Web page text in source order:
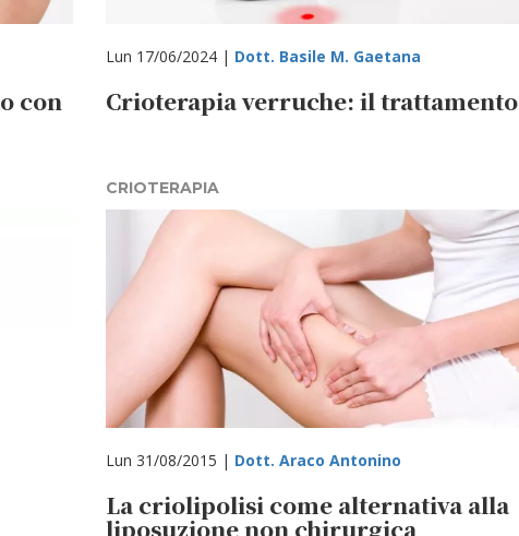
con
Lun 17/06/2024 | Dott. Basile M. Gaetana
Crioterapia verruche: il trattamento
CRIOTERAPIA
Lun 31/08/2015 | Dott. Araco Antonino
La criolipolisi come alternativa alla
liposuzione non chirurgica